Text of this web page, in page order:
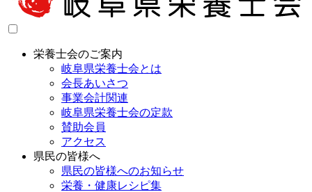
栄養士会のご案内
岐阜県栄養士会とは
会長あいさつ
事業会計関連
岐阜県栄養士会の定款
賛助会員
アクセス
県民の皆様へ
県民の皆様へのお知らせ
栄養・健康レシピ集